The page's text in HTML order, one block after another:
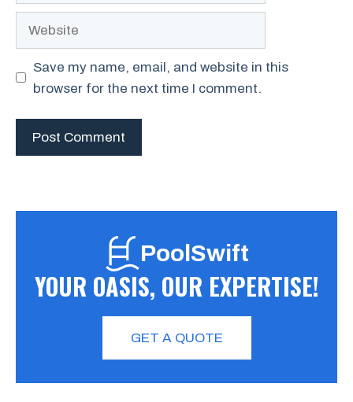
Save my name, email, and website in this
browser for the next time I comment.
PoolSwift
YOUR OASIS, OUR EXPERTISE!
GET A QUOTE